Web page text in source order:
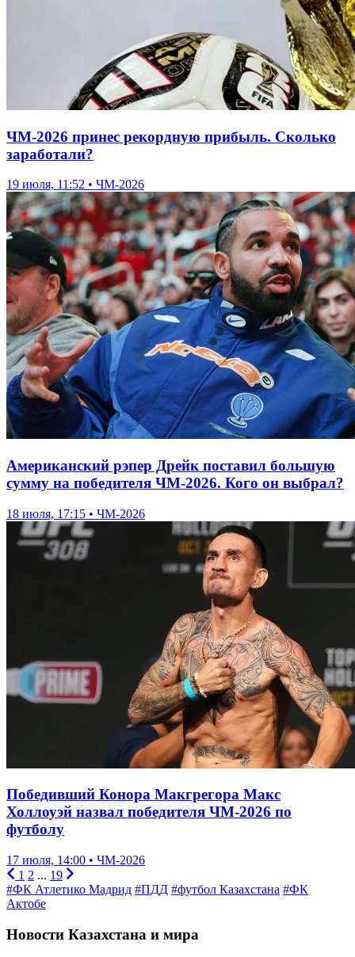
ЧМ-2026 принес рекордную прибыль. Сколько
заработали?
19 июля, 11:52 • ЧМ-2026
Американский рэпер Дрейк поставил большую
сумму на победителя ЧМ-2026. Кого он выбрал?
18 июля, 17:15 • ЧМ-2026
Победивший Конора Макгрегора Макс
Холлоуэй назвал победителя ЧМ-2026 по
футболу
17 июля, 14:00 • ЧМ-2026
1 2 ... 19
#ФК Атлетико Мадрид #ПДД #футбол Казахстана #ФК
Актобе
Новости Казахстана и мира